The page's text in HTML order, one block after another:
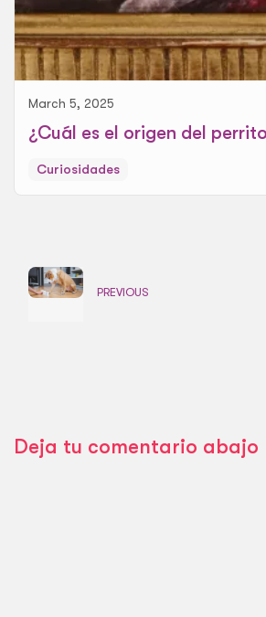
March 5, 2025
¿Cuál es el origen del
Curiosidades
PREVIOUS
Deja tu comentario abajo